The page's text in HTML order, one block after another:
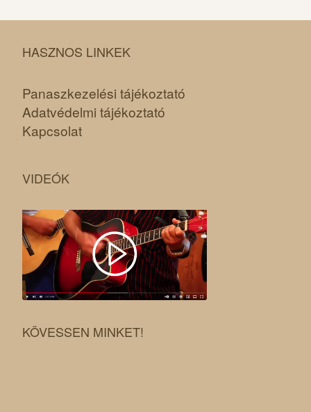
HASZNOS LINKEK
Panaszkezelési tájékoztató
Adatvédelmi tájékoztató
Kapcsolat
VIDEÓK
KÖVESSEN MINKET!